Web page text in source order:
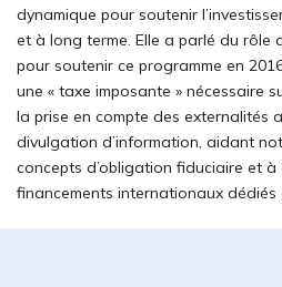
dynamique pour soutenir
et à long terme. Elle a parlé du rôle
pour soutenir ce programme en
une « taxe imposante » nécessaire
la prise en compte des externalités
divulgation d’information, aidant
concepts d’obligation fiduciaire et à
financements internationaux dédiés